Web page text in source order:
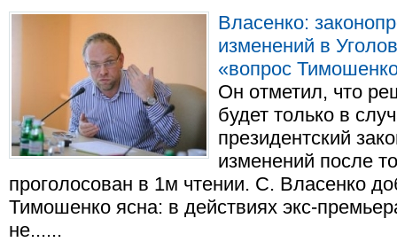
Власенко:
изменений в
«вопрос
Он отметил, что
будет только в
президентский
изменений после
проголосован в 1м чтении. С. Власенко
Тимошенко ясна: в действиях экс-
не......